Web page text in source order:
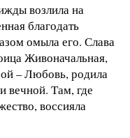
возлила на
благодать
омыла его. Слава
Живоначальная,
– Любовь, родила
вечной. Там, где
воссияла